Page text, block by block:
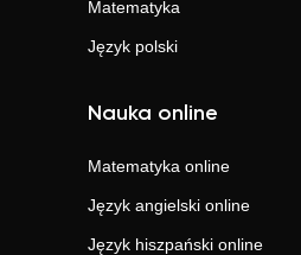
Matematyka
Język polski
Nauka online
Matematyka online
Język angielski online
Język hiszpański online